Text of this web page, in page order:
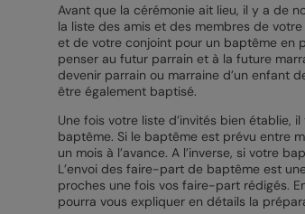
Avant que la cérémonie ait lieu, il y a de
la liste des amis et des membres de
et de votre conjoint pour un baptême en
penser au futur parrain et à la future
devenir parrain ou marraine d’un enfant
être également baptisé.
Une fois votre liste d’invités bien établie,
baptême. Si le baptême est prévu entre
un mois à l’avance. A l’inverse, si votre
L’envoi des faire-part de baptême est
proches une fois vos faire-part rédigés.
pourra vous expliquer en détails la